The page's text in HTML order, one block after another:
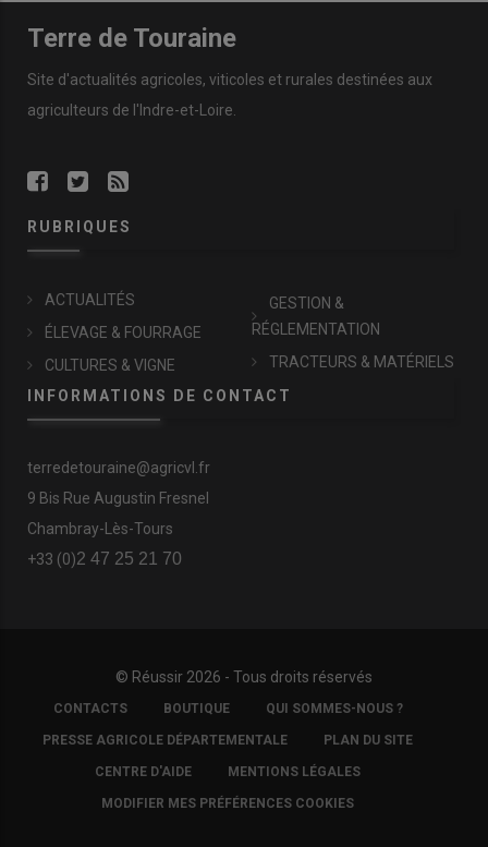
Terre de Touraine
Site d'actualités agricoles, viticoles et rurales destinées aux
agriculteurs de l'Indre-et-Loire.
RUBRIQUES
ACTUALITÉS
ÉLEVAGE & FOURRAGE
CULTURES & VIGNE
GESTION &
RÉGLEMENTATION
TRACTEURS & MATÉRIELS
INFORMATIONS DE CONTACT
terredetouraine@agricvl.fr
9 Bis Rue Augustin Fresnel
Chambray-Lès-Tours
+33 (0)2 47 25 21 70
© Réussir 2026 - Tous droits réservés
FOOTER
COPYRIGHT
CONTACTS BOUTIQUE QUI SOMMES-NOUS ?
PRESSE AGRICOLE DÉPARTEMENTALE PLAN DU SITE
CENTRE D'AIDE MENTIONS LÉGALES
MODIFIER MES PRÉFÉRENCES COOKIES